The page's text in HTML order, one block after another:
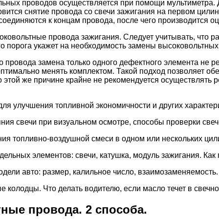
проводов осуществляется при помощи
снятие провода со свечи зажигания на первом
к концам провода, после чего производится
провода зажигания. Следует учитывать, что
укажет на необходимость замены
замена только одного дефектного элемента не
менять комплектом. Такой подход позволяет
же причине крайне не рекомендуется
улучшения топливной экономичности и других
свечи при визуальном осмотре, способы проверки
топливно-воздушной смеси в одном или нескольких
элементов: свечи, катушка, модуль зажигания.
авто: размер, калильное число,
Что делать водителю, если масло течет в
провода. 2 способа.